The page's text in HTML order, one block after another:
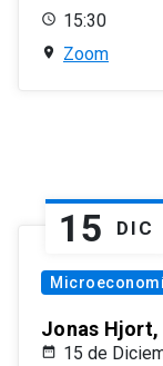
15:30
Zoom
15 DIC
Jonas Hjort,
15 de